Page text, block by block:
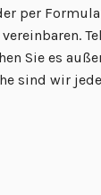
per
Sie es
sind wir